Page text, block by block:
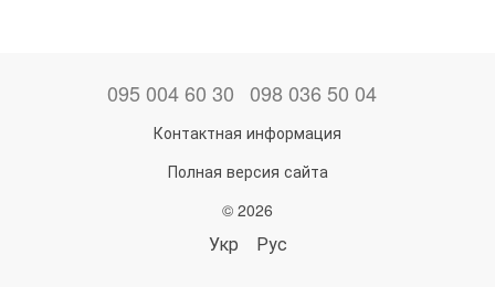
095 004 60 30 098 036 50 04
Контактная информация
Полная версия сайта
© 2026
Укр Рус